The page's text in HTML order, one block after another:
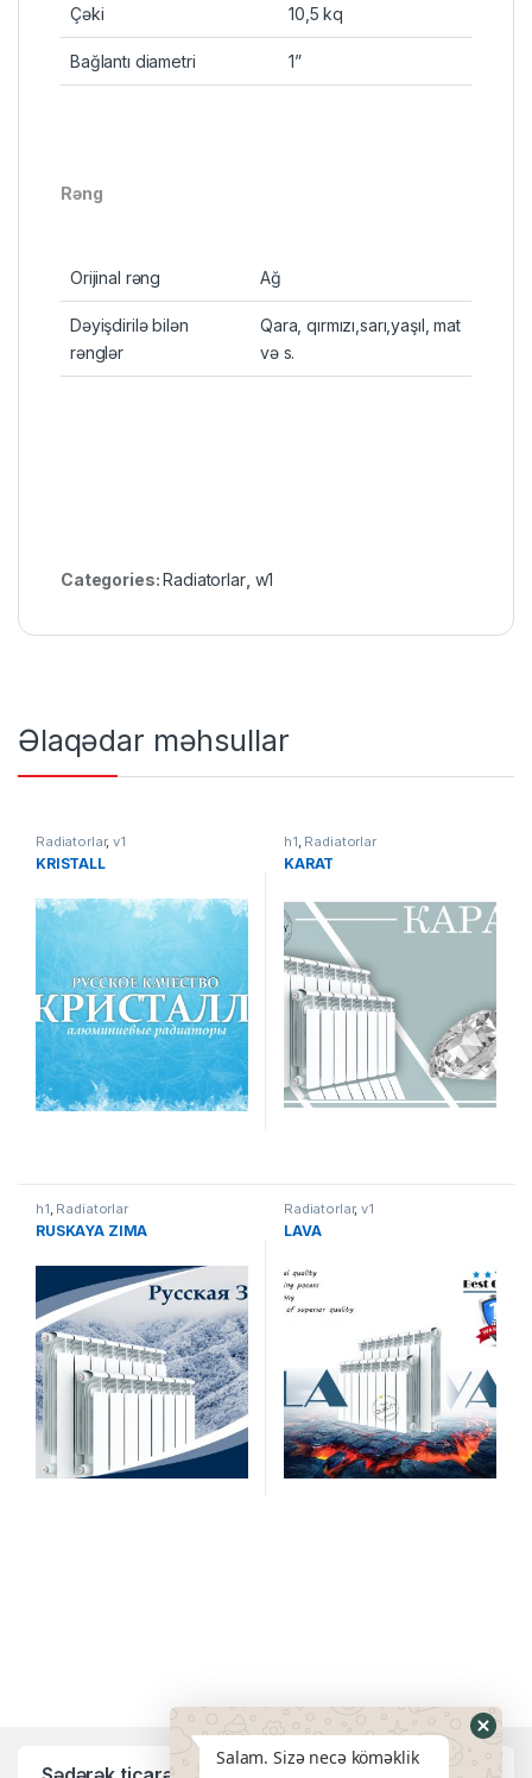
Çəki 10,5 kq
Bağlantı diametri 1”
Rəng
Orijinal rəng Ağ
Dəyişdirilə bilən
rənglər
Qara, qırmızı,sarı,yaşıl, mat
və s.
Categories:Radiatorlar, w1
Əlaqədar məhsullar
Radiatorlar,v1
KRISTALL
h1, Radiatorlar
KARAT
h1, Radiatorlar
RUSKAYA ZIMA
Radiatorlar,v1
LAVA
Salam. Sizə necə köməklik